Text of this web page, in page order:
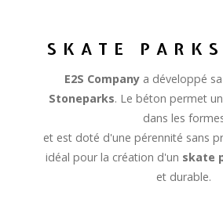
SKATE
E2S Companya développé
Stoneparks. Le béton permet
dans les
et est doté d'une pérennité sans
idéal pour la création d'un skate
et durable.